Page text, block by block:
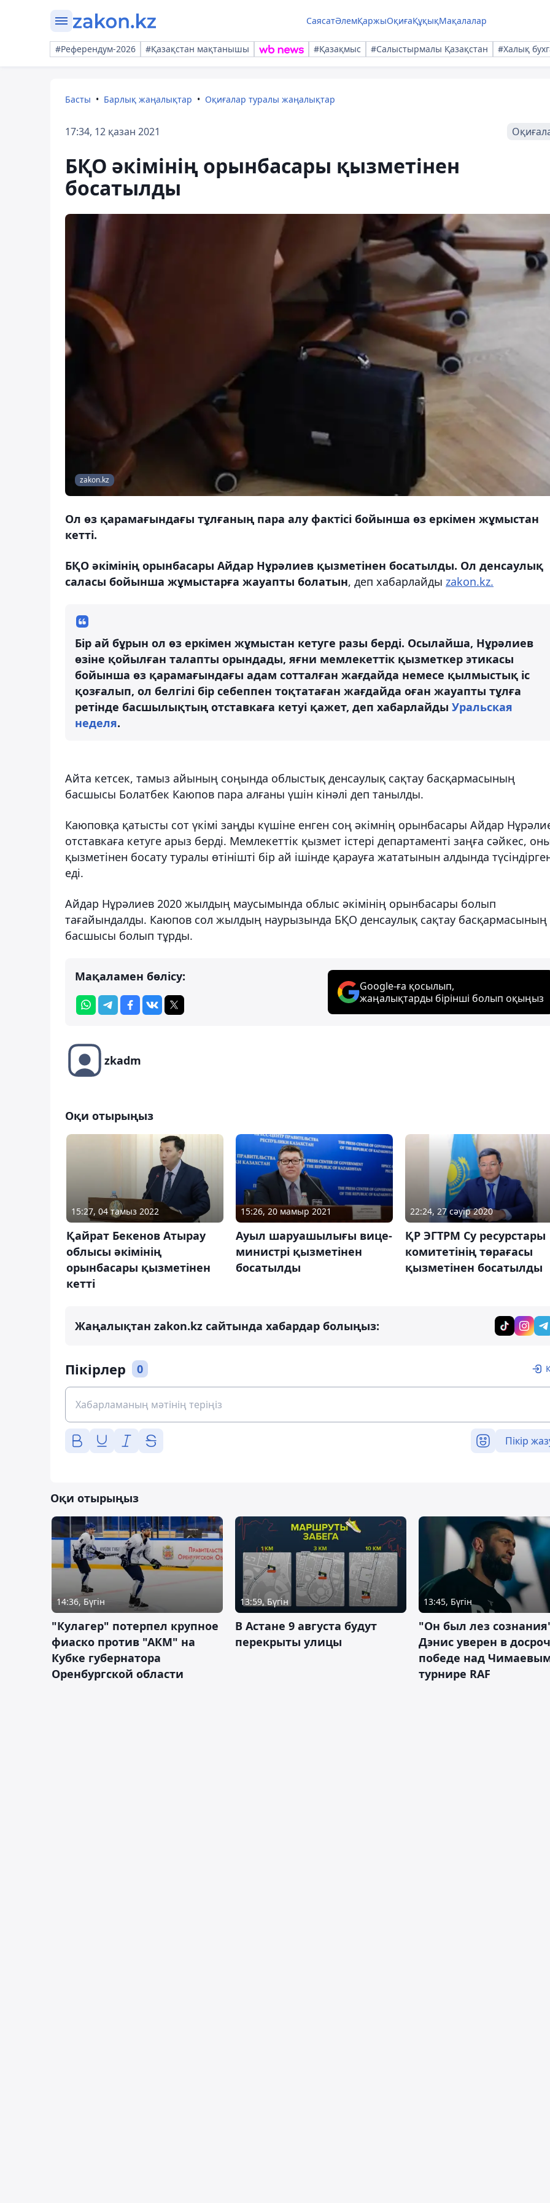
СаясатӘлемҚаржыОқиғаҚұқықМақалалар
#Референдум-2026 #Қазақстан мақтанышы #Қазақмыс #Салыстырмалы Қазақстан #Халық
Басты Барлық жаңалықтар Оқиғалар туралы жаңалықтар
17:34, 12 қазан 2021
БҚО әкімінің орынбасары қызметінен
босатылды
zakon.kz
Ол өз қарамағындағы тұлғаның пара алу фактісі бойынша өз еркімен жұмыстан
кетті.
БҚО әкімінің орынбасары Айдар Нұрәлиев қызметінен босатылды. Ол денсаулық
саласы бойынша жұмыстарға жауапты болатын, деп хабарлайды zakon.kz.
Бір ай бұрын ол өз еркімен жұмыстан кетуге разы берді. Осылайша, Нұрәлиев
өзіне қойылған талапты орындады, яғни мемлекеттік қызметкер этикасы
бойынша өз қарамағындағы адам сотталған жағдайда немесе қылмыстық іс
қозғалып, ол белгілі бір себеппен тоқтатаған жағдайда оған жауапты тұлға
ретінде басшылықтың отставкаға кетуі қажет, деп хабарлайды Уральская
неделя.
Айта кетсек, тамыз айының соңында облыстық денсаулық сақтау басқармасының
басшысы Болатбек Каюпов пара алғаны үшін кінәлі деп танылды.
Каюповқа қатысты сот үкімі заңды күшіне енген соң әкімнің орынбасары Айдар
отставкаға кетуге арыз берді. Мемлекеттік қызмет істері департаменті заңға сәйкес,
қызметінен босату туралы өтінішті бір ай ішінде қарауға жататынын алдында
еді.
Айдар Нұрәлиев 2020 жылдың маусымында облыс әкімінің орынбасары болып
тағайындалды. Каюпов сол жылдың наурызында БҚО денсаулық сақтау басқармасының
басшысы болып тұрды.
Мақаламен бөлісу:
Google-ға қосылып,
жаңалықтарды бірінші болып оқыңыз
zkadm
Оқи отырыңыз
15:27, 04 тамыз 2022
Қайрат Бекенов Атырау
облысы әкімінің
орынбасары қызметінен
кетті
15:26, 20 мамыр 2021
Ауыл шаруашылығы вице-
министрі қызметінен
босатылды
22:24, 27 сәуір 2020
ҚР ЭГТРМ Су ресурстары
комитетінің төрағасы
қызметінен босатылды
Жаңалықтан zakon.kz сайтында хабардар болыңыз:
Пікірлер 0
Пікір
Оқи отырыңыз
14:36, Бүгін
"Кулагер" потерпел крупное
фиаско против "АКМ" на
Кубке губернатора
Оренбургской области
13:59, Бүгін
В Астане 9 августа будут
перекрыты улицы
13:45, Бүгін
"Он был лез
Дэнис уверен в
победе над
турнире RAF